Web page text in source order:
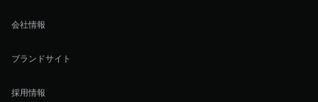
会社情報
ブランドサイト
採用情報